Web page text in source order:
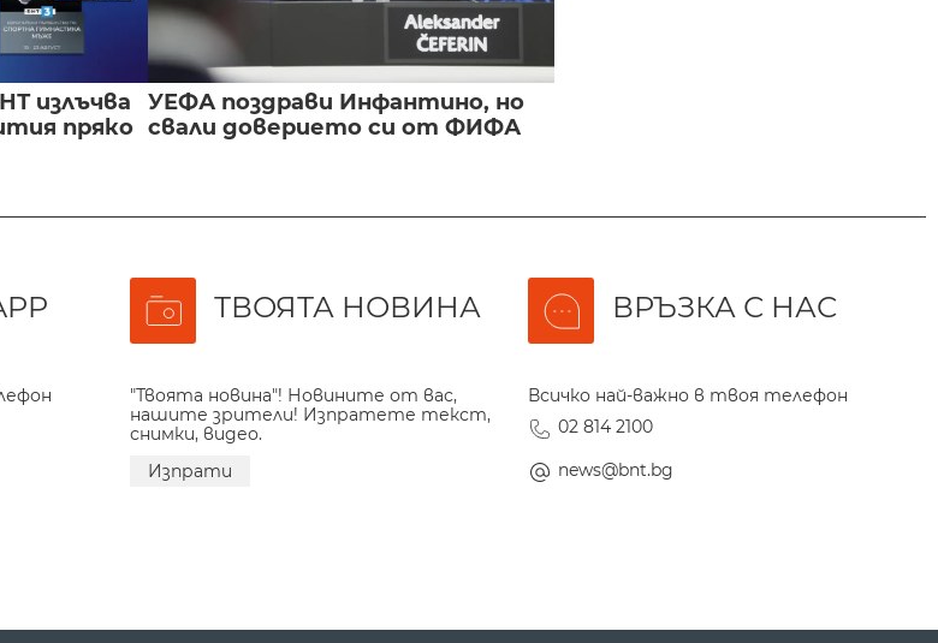
излъчва
пряко
УЕФА поздрави Инфантино, но
свали доверието си от ФИФА
ТВОЯТА НОВИНА
"Твоята новина"! Новините от вас,
нашите зрители! Изпратете текст,
снимки, видео.
Изпрати
ВРЪЗКА С НАС
Всичко най-важно в твоя телефон
02 814 2100
news@bnt.bg